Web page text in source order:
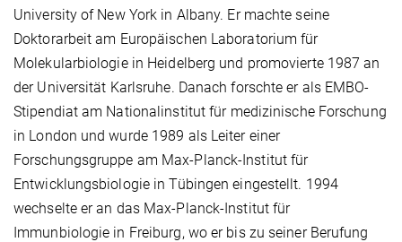
University of New York in Albany. Er machte seine
Doktorarbeit am Europäischen Laboratorium für
Molekularbiologie in Heidelberg und promovierte 1987 an
der Universität Karlsruhe. Danach forschte er als EMBO-
Stipendiat am Nationalinstitut für medizinische Forschung
in London und wurde 1989 als Leiter einer
Forschungsgruppe am Max-Planck-Institut für
Entwicklungsbiologie in Tübingen eingestellt. 1994
wechselte er an das Max-Planck-Institut für
Immunbiologie in Freiburg, wo er bis zu seiner Berufung